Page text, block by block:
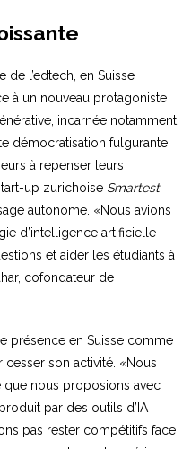
l’edtech, en Suisse
à un nouveau protagoniste
incarnée notamment
démocratisation fulgurante
à repenser leurs
up zurichoise Smartest
autonome. «Nous avions
d’intelligence artificielle
et aider les étudiants à
cofondateur de
présence en Suisse comme
cesser son activité. «Nous
nous proposions avec
par des outils d’IA
pas rester compétitifs face